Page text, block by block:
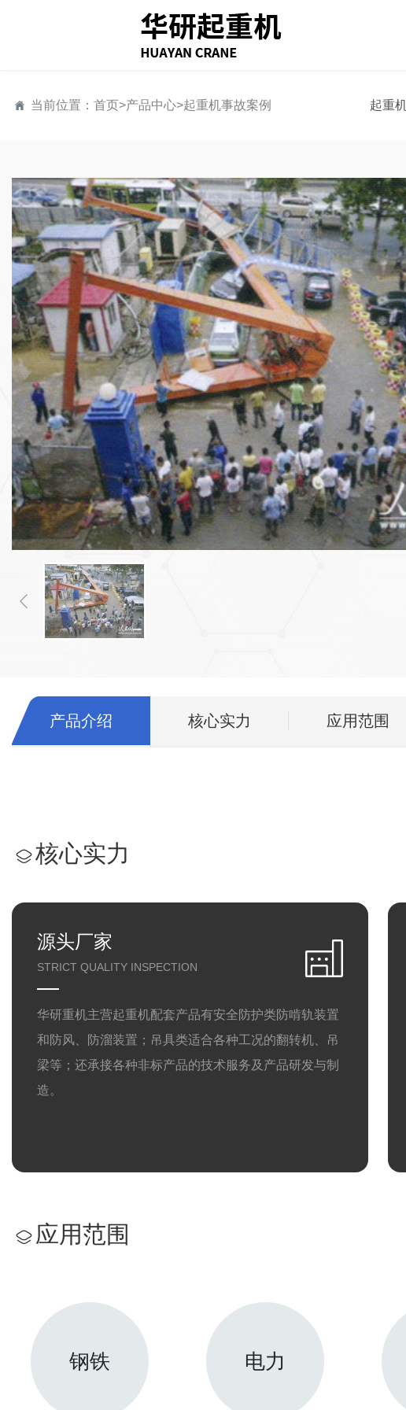
当前位置： 首页>产品中心>起重机事故案例 起重
产品介绍 核心实力 应用范围
核心实力
源头厂家
STRICT QUALITY INSPECTION
华研重机主营起重机配套产品有安全防护类防啃轨装置
和防风、防溜装置；吊具类适合各种工况的翻转机、吊
梁等；还承接各种非标产品的技术服务及产品研发与制
造。
应用范围
钢铁 电力